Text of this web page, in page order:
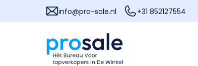
info@pro-sale.nl +31 852127554